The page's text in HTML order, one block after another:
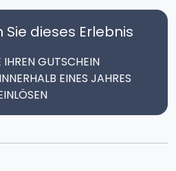
Sie dieses Erlebnis
IHREN GUTSCHEIN
EINES JAHRES